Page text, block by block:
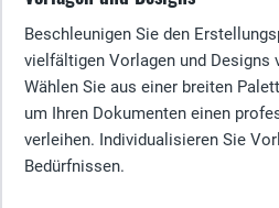
Beschleunigen Sie den
vielfältigen Vorlagen und Designs
Wählen Sie aus einer breiten
um Ihren Dokumenten einen
verleihen. Individualisieren Sie
Bedürfnissen.